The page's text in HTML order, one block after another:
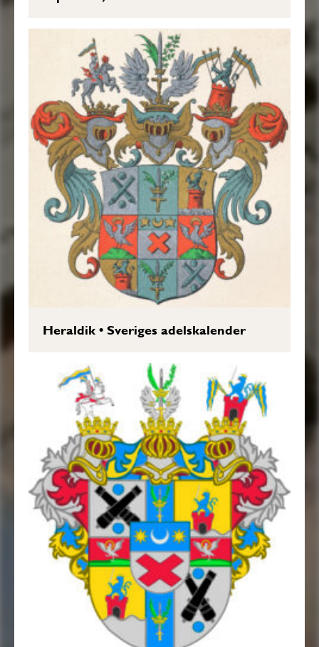
Heraldik•Sveriges adelskalender